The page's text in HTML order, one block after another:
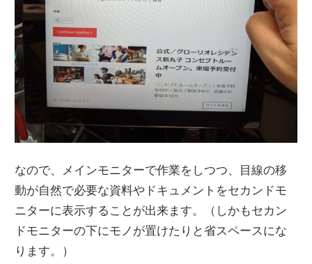
なので、メインモニターで作業をしつつ、目線の移
動が自然で必要な資料やドキュメントをセカンドモ
ニターに表示することが出来ます。（しかもセカン
ドモニターの下にモノが置けたりと省スペースにな
ります。）